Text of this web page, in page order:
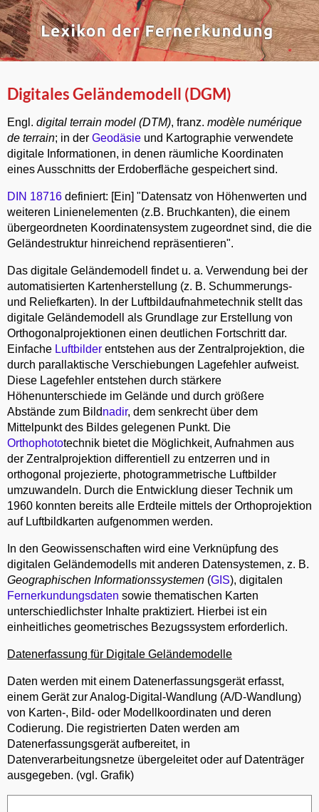
Digitales Geländemodell (DGM)
Engl. digital terrain model (DTM), franz. modèle numérique
de terrain; in der Geodäsie und Kartographie verwendete
digitale Informationen, in denen räumliche Koordinaten
eines Ausschnitts der Erdoberfläche gespeichert sind.
DIN 18716 definiert: [Ein] "Datensatz von Höhenwerten und
weiteren Linienelementen (z.B. Bruchkanten), die einem
übergeordneten Koordinatensystem zugeordnet sind, die die
Geländestruktur hinreichend repräsentieren".
Das digitale Geländemodell findet u. a. Verwendung bei der
automatisierten Kartenherstellung (z. B. Schummerungs-
und Reliefkarten). In der Luftbildaufnahmetechnik stellt das
digitale Geländemodell als Grundlage zur Erstellung von
Orthogonalprojektionen einen deutlichen Fortschritt dar.
Einfache Luftbilder entstehen aus der Zentralprojektion, die
durch parallaktische Verschiebungen Lagefehler aufweist.
Diese Lagefehler entstehen durch stärkere
Höhenunterschiede im Gelände und durch größere
Abstände zum Bildnadir, dem senkrecht über dem
Mittelpunkt des Bildes gelegenen Punkt. Die
Orthophototechnik bietet die Möglichkeit, Aufnahmen aus
der Zentralprojektion differentiell zu entzerren und in
orthogonal projezierte, photogrammetrische Luftbilder
umzuwandeln. Durch die Entwicklung dieser Technik um
1960 konnten bereits alle Erdteile mittels der Orthoprojektion
auf Luftbildkarten aufgenommen werden.
In den Geowissenschaften wird eine Verknüpfung des
digitalen Geländemodells mit anderen Datensystemen, z. B.
Geographischen Informationssystemen (GIS), digitalen
Fernerkundungsdaten sowie thematischen Karten
unterschiedlichster Inhalte praktiziert. Hierbei ist ein
einheitliches geometrisches Bezugssystem erforderlich.
Datenerfassung für Digitale Geländemodelle
Daten werden mit einem Datenerfassungsgerät erfasst,
einem Gerät zur Analog-Digital-Wandlung (A/D-Wandlung)
von Karten-, Bild- oder Modellkoordinaten und deren
Codierung. Die registrierten Daten werden am
Datenerfassungsgerät aufbereitet, in
Datenverarbeitungsnetze übergeleitet oder auf Datenträger
ausgegeben. (vgl. Grafik)